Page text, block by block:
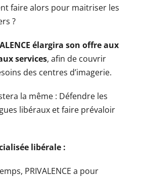
faire alors pour maitriser les
?
élargira son offre aux
services, afin de couvrir
des centres d’imagerie.
la même : Défendre les
libéraux et faire prévaloir
libérale :
PRIVALENCE a pour